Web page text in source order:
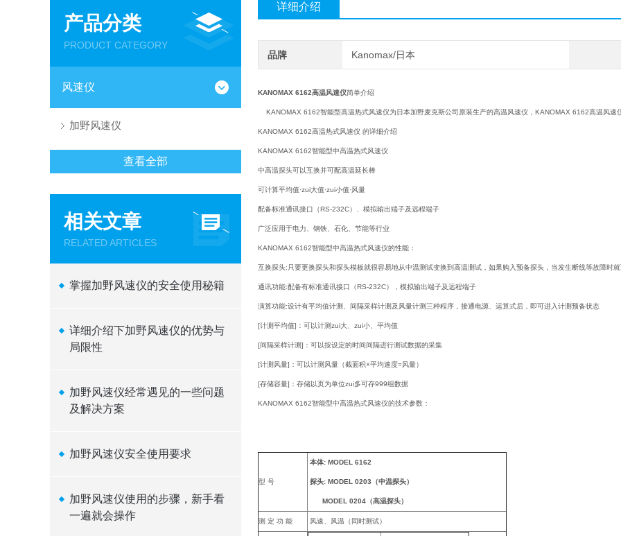
产品分类
PRODUCT CATEGORY
风速仪
加野风速仪
查看全部
相关文章
RELATED ARTICLES
掌握加野风速仪的安全使用秘籍
详细介绍下加野风速仪的优势与
局限性
加野风速仪经常遇见的一些问题
及解决方案
加野风速仪安全使用要求
加野风速仪使用的步骤，新手看
一遍就会操作
详细介绍
品牌 Kanomax/日本
KANOMAX 6162高温风速仪简单介绍
KANOMAX 6162智能型高温热式风速仪为日本加野麦克斯公司原装生产的高温风速仪，KANOMAX 6162高温风
KANOMAX 6162高温热式风速仪 的详细介绍
KANOMAX 6162智能型中高温热式风速仪
中高温探头可以互换并可配高温延长棒
可计算平均值·zui大值·zui小值·风量
配备标准通讯接口（RS-232C）、模拟输出端子及远程端子
广泛应用于电力、钢铁、石化、节能等行业
KANOMAX 6162智能型中高温热式风速仪的性能：
互换探头:只要更换探头和探头模板就很容易地从中温测试变换到高温测试，如果购入预备探头，当发生断线等故障时
通讯功能:配备有标准通讯接口（RS-232C），模拟输出端子及远程端子
演算功能:设计有平均值计测、间隔采样计测及风量计测三种程序，接通电源、运算式后，即可进入计测预备状态
[计测平均值]：可以计测zui大、zui小、平均值
[间隔采样计测]：可以按设定的时间间隔进行测试数据的采集
[计测风量]：可以计测风量（截面积×平均速度=风量）
[存储容量]：存储以页为单位zui多可存999组数据
KANOMAX 6162智能型中高温热式风速仪的技术参数：
型 号
本体: MODEL 6162
探头: MODEL 0203（中温探头）
MODEL 0204（高温探头）
测 定 功 能 风速、风温（同时测试）